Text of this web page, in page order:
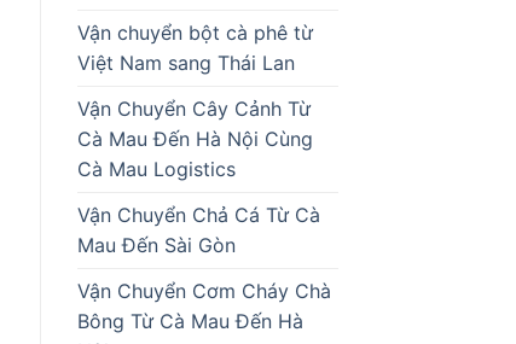
Vận chuyển bột cà phê từ
Việt Nam sang Thái Lan
Vận Chuyển Cây Cảnh Từ
Cà Mau Đến Hà Nội Cùng
Cà Mau Logistics
Vận Chuyển Chả Cá Từ Cà
Mau Đến Sài Gòn
Vận Chuyển Cơm Cháy Chà
Bông Từ Cà Mau Đến Hà